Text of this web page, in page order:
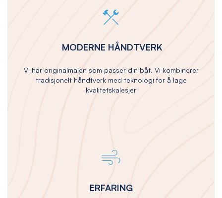
MODERNE HÅNDTVERK
Vi har originalmalen som passer din båt. Vi kombinerer
tradisjonelt håndtverk med teknologi for å lage
kvalitetskalesjer
ERFARING